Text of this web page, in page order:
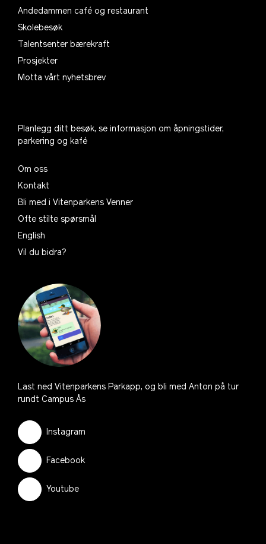
Andedammen café og restaurant
Skolebesøk
Talentsenter bærekraft
Prosjekter
Motta vårt nyhetsbrev
Planlegg ditt besøk, se informasjon om åpningstider,
parkering og kafé
Om oss
Kontakt
Bli med i Vitenparkens Venner
Ofte stilte spørsmål
English
Vil du bidra?
Last ned Vitenparkens Parkapp, og bli med Anton på tur
rundt Campus Ås
Instagram
Facebook
Youtube